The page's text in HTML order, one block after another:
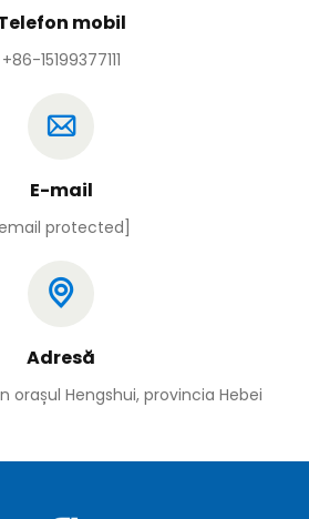
mobil
+86-15199377111
E-mail
protected]
Adresă
orașul Hengshui, provincia Hebei